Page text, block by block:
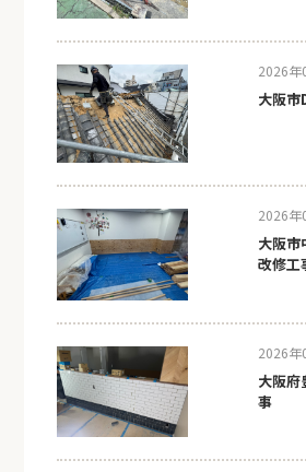
2026年
大阪市
2026年
大阪市
改修工
2026年
大阪府
事